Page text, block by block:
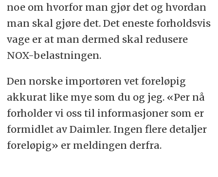
noe om hvorfor man gjør det og hvordan
man skal gjøre det. Det eneste forholdsvis
vage er at man dermed skal redusere
NOX-belastningen.
Den norske importøren vet foreløpig
akkurat like mye som du og jeg. «Per nå
forholder vi oss til informasjoner som er
formidlet av Daimler. Ingen flere detaljer
foreløpig» er meldingen derfra.